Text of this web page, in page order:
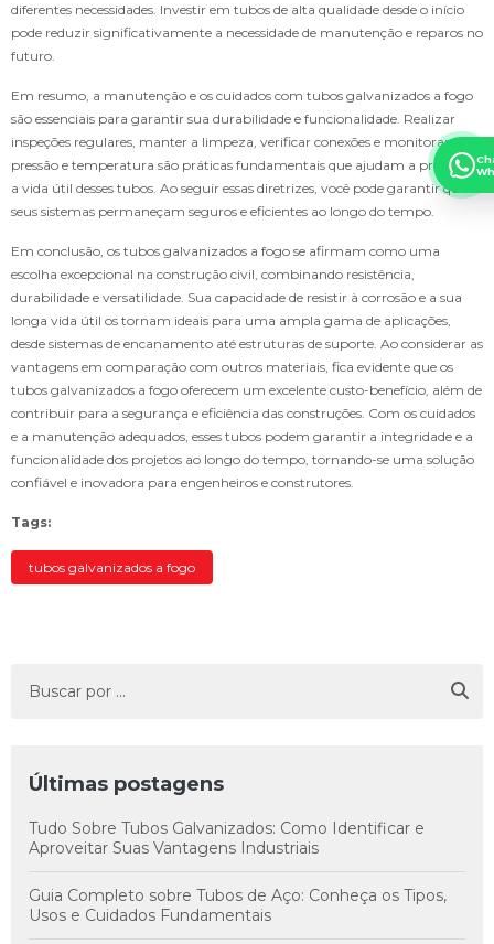
diferentes necessidades. Investir em tubos de alta qualidade desde o início
pode reduzir significativamente a necessidade de manutenção e reparos no
futuro.
Em resumo, a manutenção e os cuidados com tubos galvanizados a fogo
são essenciais para garantir sua durabilidade e funcionalidade. Realizar
inspeções regulares, manter a limpeza, verificar conexões e monitorar a
pressão e temperatura são práticas fundamentais que ajudam a prolongar
a vida útil desses tubos. Ao seguir essas diretrizes, você pode garantir que
seus sistemas permaneçam seguros e eficientes ao longo do tempo.
Em conclusão, os tubos galvanizados a fogo se afirmam como uma
escolha excepcional na construção civil, combinando resistência,
durabilidade e versatilidade. Sua capacidade de resistir à corrosão e a sua
longa vida útil os tornam ideais para uma ampla gama de aplicações,
desde sistemas de encanamento até estruturas de suporte. Ao considerar as
vantagens em comparação com outros materiais, fica evidente que os
tubos galvanizados a fogo oferecem um excelente custo-benefício, além de
contribuir para a segurança e eficiência das construções. Com os cuidados
e a manutenção adequados, esses tubos podem garantir a integridade e a
funcionalidade dos projetos ao longo do tempo, tornando-se uma solução
confiável e inovadora para engenheiros e construtores.
Tags:
tubos galvanizados a fogo
Últimas postagens
Tudo Sobre Tubos Galvanizados: Como Identificar e
Aproveitar Suas Vantagens Industriais
Guia Completo sobre Tubos de Aço: Conheça os Tipos,
Usos e Cuidados Fundamentais